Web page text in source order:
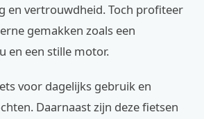
en vertrouwdheid. Toch profiteer
gemakken zoals een
en een stille motor.
voor dagelijks gebruik en
Daarnaast zijn deze fietsen